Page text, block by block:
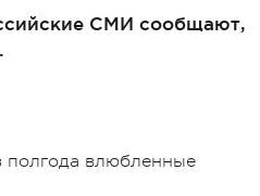
СМИ сообщают,
полгода влюбленные